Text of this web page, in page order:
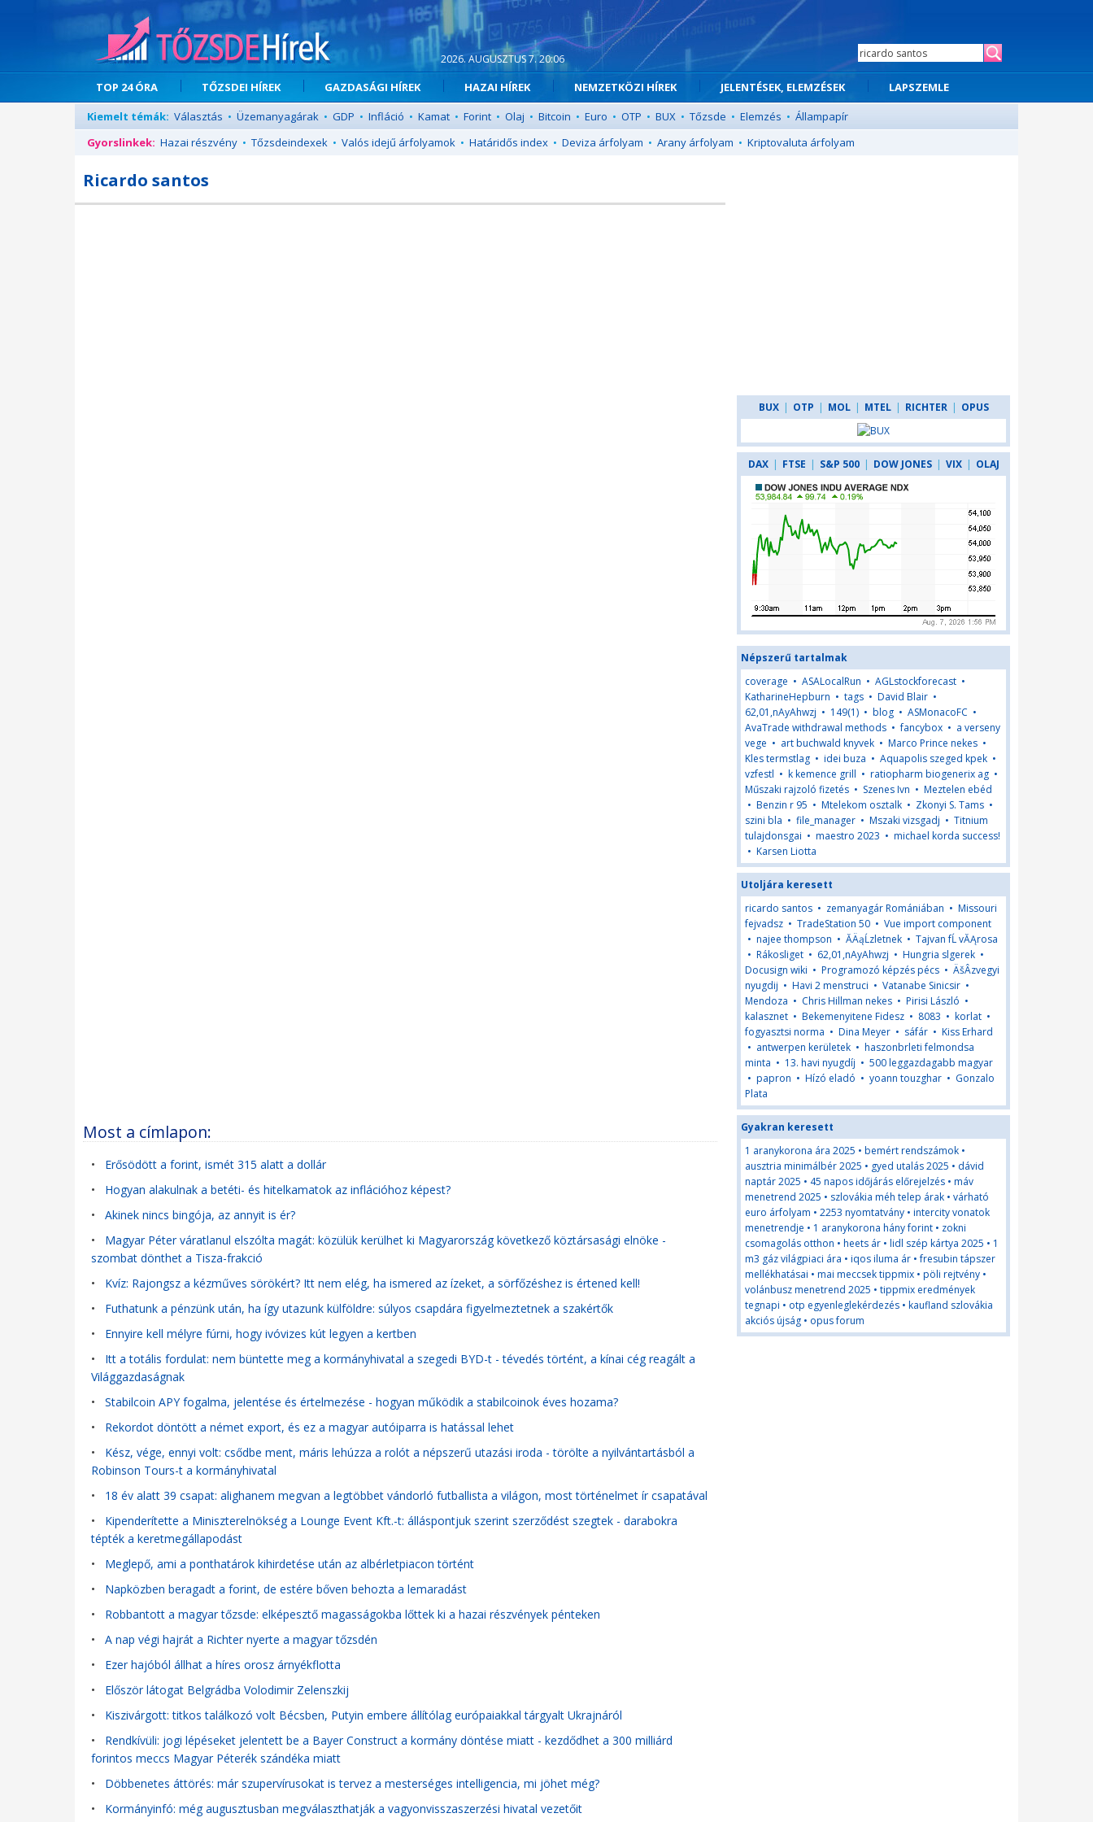
2026. AUGUSZTUS 7. 20:06
TOP 24 ÓRA TŐZSDEI HÍREK GAZDASÁGI HÍREK HAZAI HÍREK NEMZETKÖZI HÍREK JELENTÉSEK, ELEMZÉSEK
LAPSZEMLE
Kiemelt témák: Választás • Üzemanyagárak • GDP • Infláció • Kamat • Forint • Olaj • Bitcoin • Euro • OTP • BUX • Tőzsde • Elemzés • Állampapír
Gyorslinkek: Hazai részvény • Tőzsdeindexek • Valós idejű árfolyamok • Határidős index • Deviza árfolyam • Arany árfolyam • Kriptovaluta árfolyam
Ricardo santos
Most a címlapon:
• Erősödött a forint, ismét 315 alatt a dollár
• Hogyan alakulnak a betéti- és hitelkamatok az inflációhoz képest?
• Akinek nincs bingója, az annyit is ér?
• Magyar Péter váratlanul elszólta magát: közülük kerülhet ki Magyarország következő köztársasági elnöke -
szombat dönthet a Tisza-frakció
• Kvíz: Rajongsz a kézműves sörökért? Itt nem elég, ha ismered az ízeket, a sörfőzéshez is értened kell!
• Futhatunk a pénzünk után, ha így utazunk külföldre: súlyos csapdára figyelmeztetnek a szakértők
• Ennyire kell mélyre fúrni, hogy ivóvizes kút legyen a kertben
• Itt a totális fordulat: nem büntette meg a kormányhivatal a szegedi BYD-t - tévedés történt, a kínai cég reagált a
Világgazdaságnak
• Stabilcoin APY fogalma, jelentése és értelmezése - hogyan működik a stabilcoinok éves hozama?
• Rekordot döntött a német export, és ez a magyar autóiparra is hatással lehet
• Kész, vége, ennyi volt: csődbe ment, máris lehúzza a rolót a népszerű utazási iroda - törölte a nyilvántartásból a
Robinson Tours-t a kormányhivatal
• 18 év alatt 39 csapat: alighanem megvan a legtöbbet vándorló futballista a világon, most történelmet ír csapatával
• Kipenderítette a Miniszterelnökség a Lounge Event Kft.-t: álláspontjuk szerint szerződést szegtek - darabokra
tépték a keretmegállapodást
• Meglepő, ami a ponthatárok kihirdetése után az albérletpiacon történt
• Napközben beragadt a forint, de estére bőven behozta a lemaradást
• Robbantott a magyar tőzsde: elképesztő magasságokba lőttek ki a hazai részvények pénteken
• A nap végi hajrát a Richter nyerte a magyar tőzsdén
• Ezer hajóból állhat a híres orosz árnyékflotta
• Először látogat Belgrádba Volodimir Zelenszkij
• Kiszivárgott: titkos találkozó volt Bécsben, Putyin embere állítólag európaiakkal tárgyalt Ukrajnáról
• Rendkívüli: jogi lépéseket jelentett be a Bayer Construct a kormány döntése miatt - kezdődhet a 300 milliárd
forintos meccs Magyar Péterék szándéka miatt
• Döbbenetes áttörés: már szupervírusokat is tervez a mesterséges intelligencia, mi jöhet még?
• Kormányinfó: még augusztusban megválaszthatják a vagyonvisszaszerzési hivatal vezetőit
BUX | OTP | MOL | MTEL | RICHTER | OPUS
DAX | FTSE | S&P 500 | DOW JONES | VIX | OLAJ
Népszerű tartalmak
coverage • ASALocalRun • AGLstockforecast •
KatharineHepburn • tags • David Blair •
62,01,nAyAhwzj • 149(1) • blog • ASMonacoFC •
AvaTrade withdrawal methods •fancybox • a verseny
vege • art buchwald knyvek • Marco Prince nekes •
Kles termstlag • idei buza • Aquapolis szeged kpek •
vzfestl • k kemence grill • ratiopharm biogenerix ag •
Műszaki rajzoló fizetés • Szenes Ivn • Meztelen ebéd
• Benzin r 95 • Mtelekom osztalk • Zkonyi S. Tams •
szini bla • file_manager • Mszaki vizsgadj • Titnium
tulajdonsgai • maestro 2023 • michael korda success!
• Karsen Liotta
Utoljára keresett
ricardo santos • zemanyagár Romániában • Missouri
fejvadsz • TradeStation 50 • Vue import component
• najee thompson • ĂÄąĹzletnek • Tajvan fĹ vĂĄrosa
• Rákosliget • 62,01,nAyAhwzj • Hungria slgerek •
Docusign wiki • Programozó képzés pécs • ÄšÂzvegyi
nyugdij • Havi 2 menstruci • Vatanabe Sinicsir •
Mendoza • Chris Hillman nekes • Pirisi László •
kalasznet • Bekemenyitene Fidesz • 8083 • korlat •
fogyasztsi norma • Dina Meyer • sáfár • Kiss Erhard
• antwerpen kerületek • haszonbrleti felmondsa
minta • 13. havi nyugdíj • 500 leggazdagabb magyar
• papron • Hízó eladó • yoann touzghar • Gonzalo
Plata
Gyakran keresett
1 aranykorona ára 2025 • bemért rendszámok •
ausztria minimálbér 2025 • gyed utalás 2025 • dávid
naptár 2025 • 45 napos időjárás előrejelzés • máv
menetrend 2025 • szlovákia méh telep árak • várható
euro árfolyam • 2253 nyomtatvány • intercity vonatok
menetrendje • 1 aranykorona hány forint • zokni
csomagolás otthon • heets ár • lidl szép kártya 2025 • 1
m3 gáz világpiaci ára • iqos iluma ár •fresubin tápszer
mellékhatásai • mai meccsek tippmix • pöli rejtvény •
volánbusz menetrend 2025 • tippmix eredmények
tegnapi • otp egyenleglekérdezés • kaufland szlovákia
akciós újság • opus forum